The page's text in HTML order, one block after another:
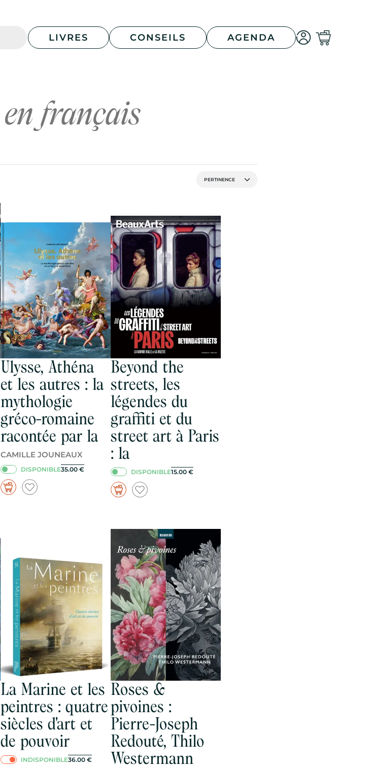
LIVRES CONSEILS AGENDA
en français
Ulysse, Athéna
et les autres : la
mythologie
gréco-romaine
racontée par la
CAMILLE JOUNEAUX
DISPONIBLE35.00 €
Beyond the
streets, les
légendes du
graffiti et du
street art à Paris
: la
DISPONIBLE15.00 €
La Marine et les
peintres : quatre
siècles d'art et
de pouvoir
INDISPONIBLE36.00 €
Roses &
pivoines :
Pierre-Joseph
Redouté, Thilo
Westermann